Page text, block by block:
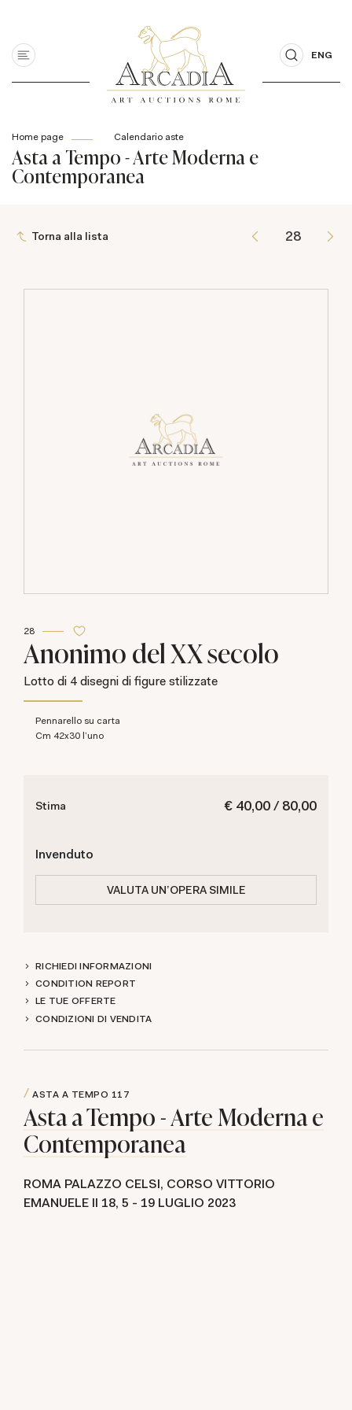
ENG
Home page Calendario aste
Asta a Tempo - Arte Moderna e
Contemporanea
Torna alla lista
28
Anonimo del XX secolo
Lotto di 4 disegni di figure stilizzate
Pennarello su carta
cm 42x30 l'uno
€ 40,00 / 80,00
Stima
Invenduto
VALUTA UN'OPERA SIMILE
RICHIEDI INFORMAZIONI
CONDITION REPORT
LE TUE OFFERTE
CONDIZIONI DI VENDITA
ASTA A TEMPO 117
Asta a Tempo - Arte Moderna e
Contemporanea
ROMA PALAZZO CELSI, CORSO VITTORIO
EMANUELE II 18, 5 - 19 LUGLIO 2023